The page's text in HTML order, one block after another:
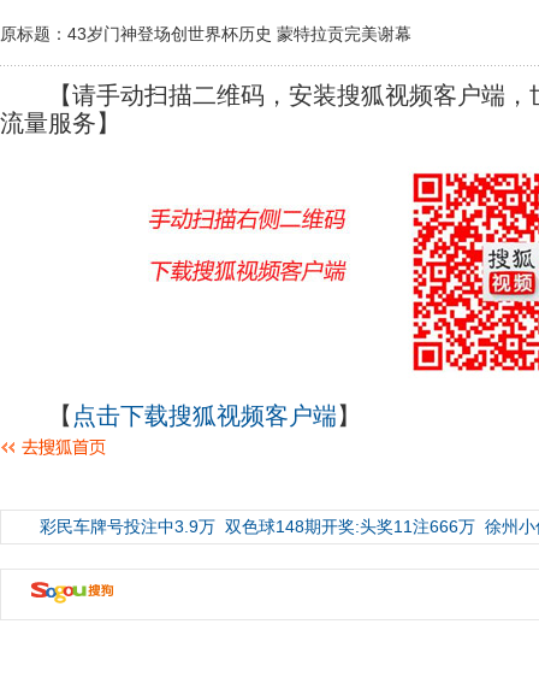
原标题：43岁门神登场创世界杯历史 蒙特拉贡完美谢幕
【请手动扫描二维码，安装搜狐视频客户端，
流量服务】
【 点击下载搜狐视频客户端】
彩民车牌号投注中3.9万 双色球148期开奖:头奖11注666万 徐州